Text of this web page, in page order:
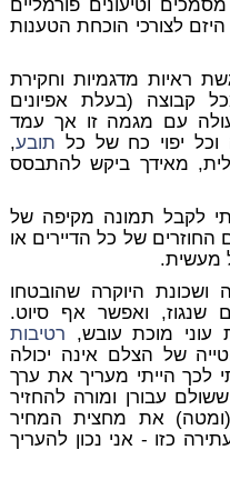
וטיעונים פורמליים
היזם לצורכי הוכחת הטענות
ראיות מדגמיות וחקירת
קבוצה (בעלת אפיונים
עם מגמה זו אך עמד
יפוי כח של כל תובע,
מאידך ביקש להתבסס
לקבל תמונה מקיפה של
החוזרים של כל הדיירים או
מעשית.
ושכונת היוקרה שהובטחו
שנגוז, ואפשר אף סיוט.
עוני מוכת עובש, רטיבות
של הצלם אינה יכולה
לכך הייתי מעריך את ערך
עבורן ומורה להחזיר
(ומטה) את מחצית המחיר
כזו - אני נכון להעריך